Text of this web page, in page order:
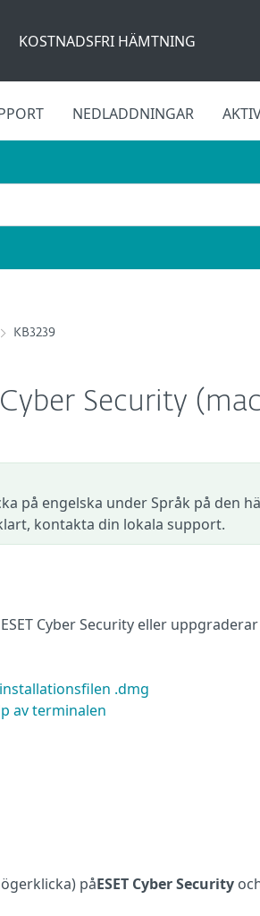
KOSTNADSFRI HÄMTNING
NEDLADDNINGAR
KB3239
Cyber Security
på engelska under Språk på den
kontakta din lokala support.
Cyber Security eller
.dmg
av terminalen
påESET Cyber Security